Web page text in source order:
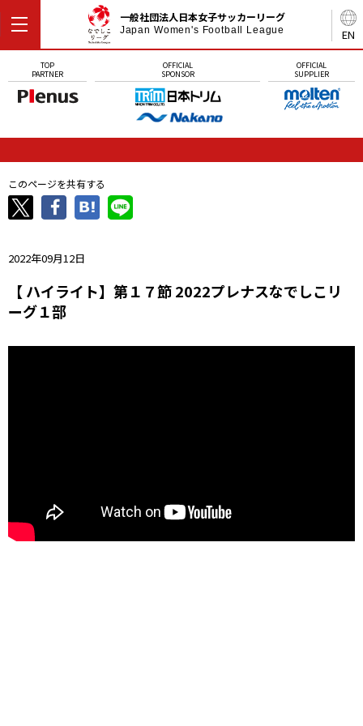
EN
一般社団法人日本女子サッカーリーグ
Japan Women's Football League
TOP
PARTNER
OFFICIAL
SPONSOR
OFFICIAL
SUPPLIER
このページを共有する
2022年09月12日
【 ハイライト】第１７節 2022プレナスなでしこリ
ーグ１部